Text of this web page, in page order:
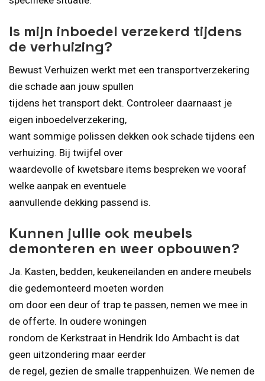
Is mijn inboedel verzekerd tijdens
de verhuizing?
Bewust Verhuizen werkt met een transportverzekering
die schade aan jouw spullen
tijdens het transport dekt. Controleer daarnaast je
eigen inboedelverzekering,
want sommige polissen dekken ook schade tijdens een
verhuizing. Bij twijfel over
waardevolle of kwetsbare items bespreken we vooraf
welke aanpak en eventuele
aanvullende dekking passend is.
Kunnen jullie ook meubels
demonteren en weer opbouwen?
Ja. Kasten, bedden, keukeneilanden en andere meubels
die gedemonteerd moeten worden
om door een deur of trap te passen, nemen we mee in
de offerte. In oudere woningen
rondom de Kerkstraat in Hendrik Ido Ambacht is dat
geen uitzondering maar eerder
de regel, gezien de smalle trappenhuizen. We nemen de